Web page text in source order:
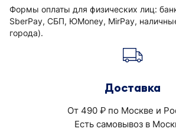
Формы оплаты для физических лиц:
SberPay, СБП, ЮMoney, MirPay,
города).
Доставка
От 490 руб. по Москве и
Есть самовывоз в